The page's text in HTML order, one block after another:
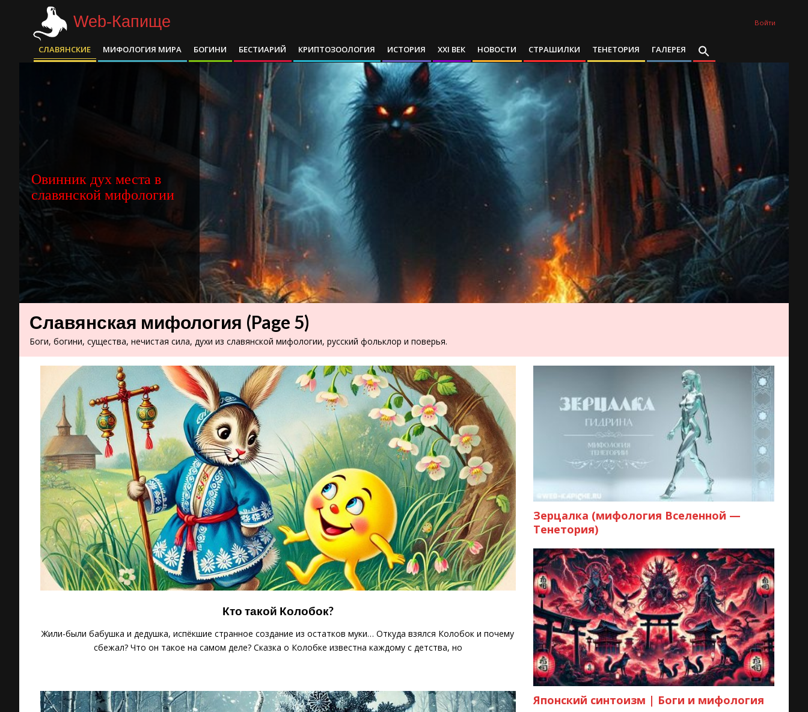
content
Web-Капище Войти
Primary
Menu
СЛАВЯНСКИЕ МИФОЛОГИЯ МИРА БОГИНИ БЕСТИАРИЙ КРИПТОЗООЛОГИЯ ИСТОРИЯ XXI ВЕК НОВОСТИ СТРАШИЛКИ ТЕНЕТОРИЯ ГАЛЕРЕЯ
Овинник дух места в
славянской мифологии
Славянская мифология (Page 5)
Боги, богини, существа, нечистая сила, духи из славянской мифологии, русский фольклор и поверья.
Кто такой Колобок?
Жили-были бабушка и дедушка, испёкшие странное создание из остатков муки… Откуда взялся Колобок и почему
сбежал? Что он такое на самом деле? Сказка о Колобке известна каждому с детства, но
Зерцалка (мифология Вселенной —
Тенетория)
Японский синтоизм | Боги и мифология